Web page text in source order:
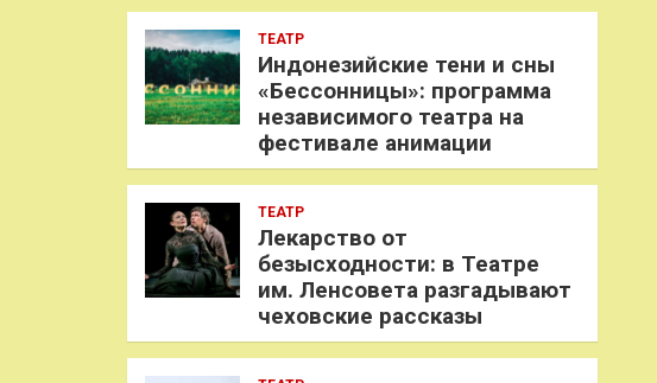
ТЕАТР
Индонезийские тени и сны
«Бессонницы»: программа
независимого театра на
фестивале анимации
ТЕАТР
Лекарство от
безысходности: в Театре
им. Ленсовета разгадывают
чеховские рассказы